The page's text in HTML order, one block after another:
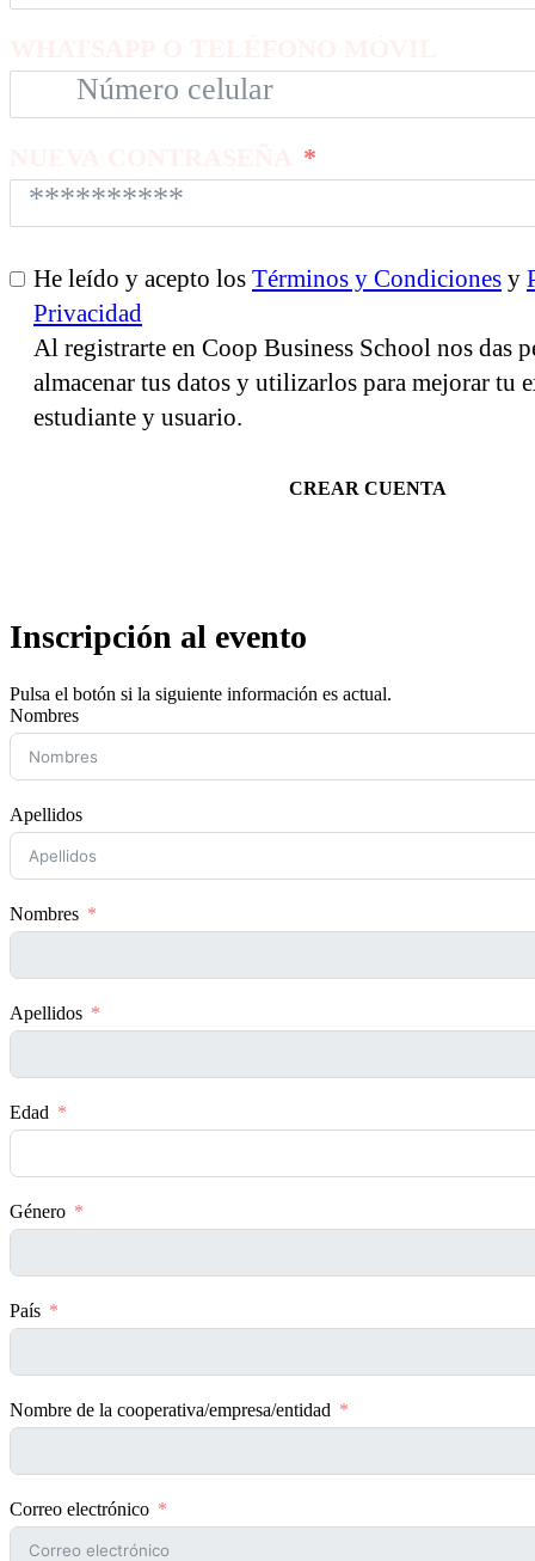
He leído y acepto los Términos y Condiciones y
Privacidad
Al registrarte en Coop Business School nos das
almacenar tus datos y utilizarlos para mejorar tu
estudiante y usuario.
CREAR CUENTA
Inscripción al evento
Pulsa el botón si la siguiente información es actual.
Nombres
Apellidos
Nombres
Apellidos
Edad
Género
País
Nombre de la cooperativa/empresa/entidad
Correo electrónico